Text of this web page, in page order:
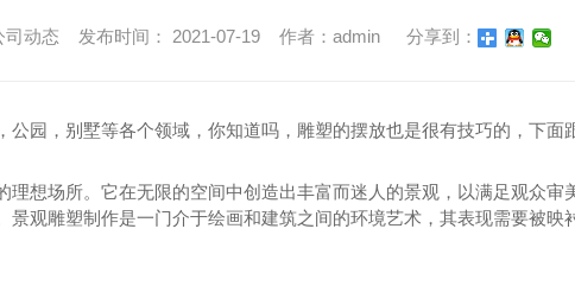
司动态 发布时间： 2021-07-19 作者：admin 分享到：
公园，别墅等各个领域，你知道吗，雕塑的摆放也是很有技巧的，下面
理想场所。它在无限的空间中创造出丰富而迷人的景观，以满足观众审
景观雕塑制作是一门介于绘画和建筑之间的环境艺术，其表现需要被